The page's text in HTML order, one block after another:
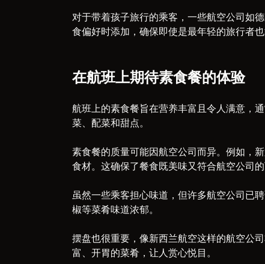
对于带着孩子旅行的乘客，一些航空公司如
食偏好时添加，确保即使是最年轻的旅行者也
在航班上期待素食餐的体验
航班上的素食餐旨在营养丰富且令人满意，
菜、配菜和甜点。
素食餐的质量可能因航空公司而异。例如，
食材。这确保了餐食既美味又符合航空公司的
虽然一些乘客担心味道，但许多航空公司已
椒等菜肴味道浓郁。
摆盘也很重要，像新西兰航空这样的航空公
富、开胃的菜肴，让人赏心悦目。